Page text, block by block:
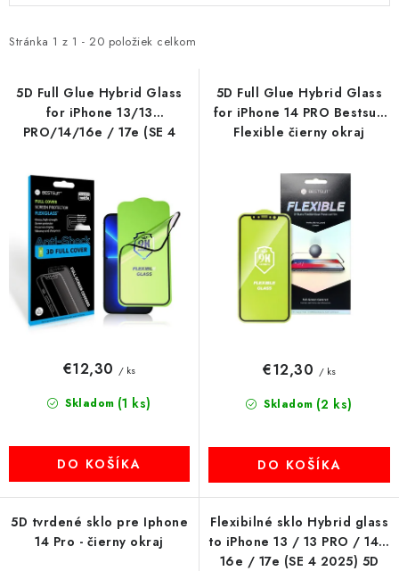
PRÍSLUŠENSTVO K NOTEBOOKOM A PC
BATÉRIE VARTA
KAMERY
OSTATNÉ PRÍSLUŠENSTVO
VÝPREDAJ
Podmienky ochrany osobných údajov
Reklamácia Kontakty
i
p
v
Stránka 1 z 1 - 20 položiek celkom
e
t
o
5D Full Glue Hybrid Glass
for iPhone 13/13
PRO/14/16e / 17e (SE 4
Skladom (1 ks)
€12,30 / ks
DO KOŠÍKA
5D Full Glue Hybrid Glass
for iPhone 14 PRO Bestsuit
Flexible čierny okraj
Skladom (2 ks)
€12,30 / ks
DO KOŠÍKA
5D tvrdené sklo pre Iphone
14 Pro - čierny okraj
Flexibilné sklo Hybrid glass
to iPhone 13 / 13 PRO / 14 /
16e / 17e (SE 4 2025) 5D